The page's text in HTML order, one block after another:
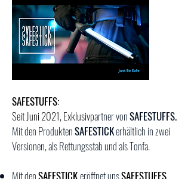
SAFESTUFFS:
Seit Juni 2021,Exklusivpartner vonSAFESTUFFS.
Mit den ProduktenSAFESTICKerhältlich in zwei
Versionen, als Rettungsstab und als Tonfa.
Mit denSAFESTICKeröffnet unsSAFESTUFFS,